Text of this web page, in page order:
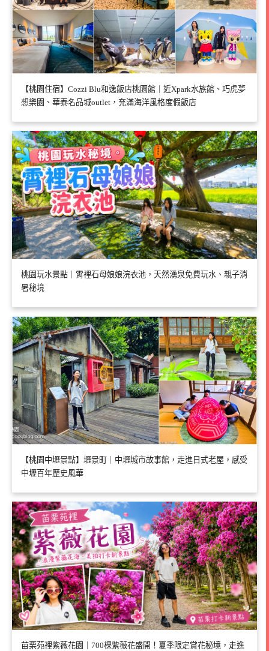
【桃園住宿】Cozzi Blu和逸飯店桃園館｜近Xpark水族館、巧虎夢
想樂園、華泰名品城outlet，充滿海洋風格度假飯店
桃園玩水景點｜霄裡石母娘娘浣衣池，天然湧泉免費玩水、親子消
暑秘境
【桃園中壢景點】壢景町｜中壢城市故事館，走進日式老屋，感受
中壢百年歷史風華
苗栗苑裡紫薇花園｜700棵紫薇花盛開！夏季限定賞花秘境，走進